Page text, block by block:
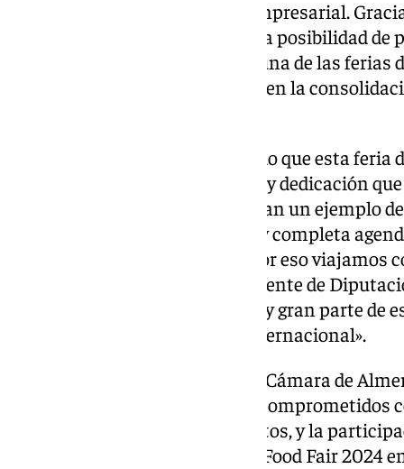
oportunidades para el sector empresarial.
Almería y la Cámara, tenemos la posibilidad
excelencia a todo el mundo en una de las
importantes y seguir creciendo en la
Asimismo, Sánchez ha recalcado que esta
talento, esfuerzo, la creatividad y dedicación
conseguir que sus productos sean un ejemplo
que se enmarcan en la variada y completa
2024, están siendo un éxito y por eso
porque, como ha dicho el presidente de
revolución de ‘Sabores Almería’ y gran parte
más fuertes en el panorama internacional».
Por su parte, el presidente de la Cámara de
que «estamos completamente
de nuestras empresas y productos, y la
Almería’ en la Speciality & Fine Food Fair 2024